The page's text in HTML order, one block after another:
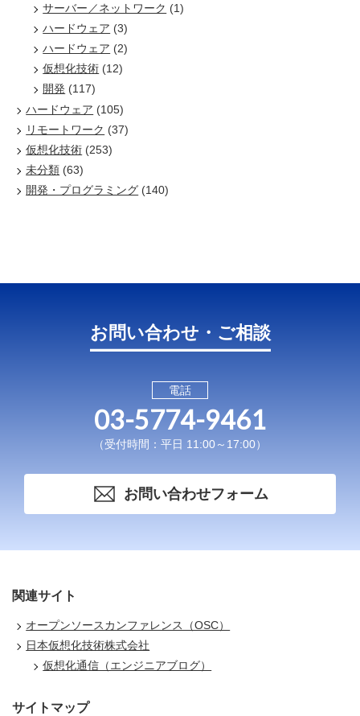
サーバー／ネットワーク (1)
ハードウェア (3)
ハードウェア (2)
仮想化技術 (12)
開発 (117)
ハードウェア (105)
リモートワーク (37)
仮想化技術 (253)
未分類 (63)
開発・プログラミング (140)
お問い合わせ・ご相談
電話
03-5774-9461
（受付時間：平日 11:00～17:00）
お問い合わせフォーム
関連サイト
オープンソースカンファレンス（OSC）
日本仮想化技術株式会社
仮想化通信（エンジニアブログ）
サイトマップ